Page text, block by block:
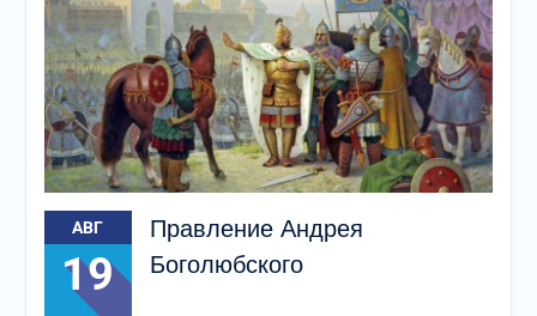
АВГ
19
Правление Андрея
Боголюбского